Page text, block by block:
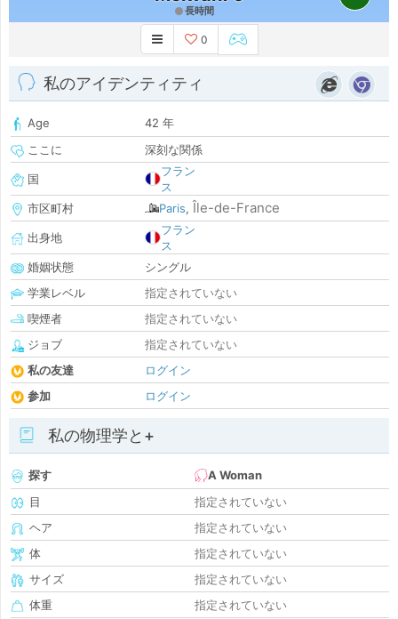
長時間
0
私のアイデンティティ
Age
42 年
ここに
深刻な関係
国
フラン
ス
市区町村
Paris, Île-de-France
出身地
フラン
ス
婚姻状態
シングル
学業レベル
指定されていない
喫煙者
指定されていない
ジョブ
指定されていない
私の友達
ログイン
参加
ログイン
私の物理学と+
探す
A Woman
目
指定されていない
ヘア
指定されていない
体
指定されていない
サイズ
指定されていない
体重
指定されていない